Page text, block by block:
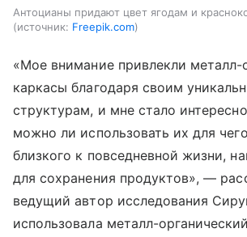
Антоцианы придают цвет ягодам и
источник: Freepik.com
«Мое внимание привлекли металл-
каркасы благодаря своим
структурам, и мне стало
можно ли использовать их для
близкого к повседневной жизни,
для сохранения продуктов», —
ведущий автор исследования
использовала металл-